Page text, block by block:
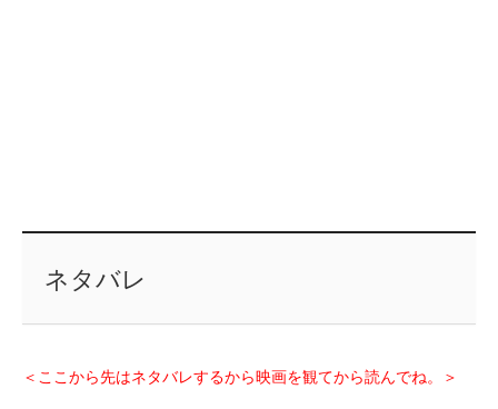
ネタバレ
＜ここから先はネタバレするから映画を観てから読んでね。＞